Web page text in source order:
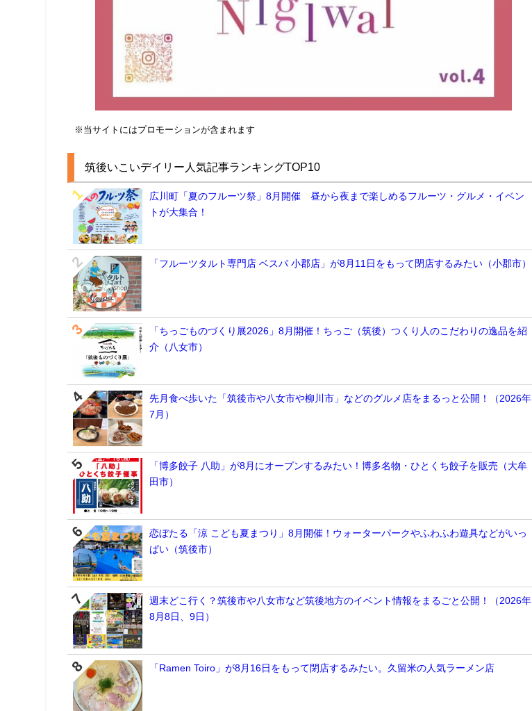
※当サイトにはプロモーションが含まれます
筑後いこいデイリー人気記事ランキングTOP10
広川町「夏のフルーツ祭」8月開催 昼から夜まで楽しめるフルーツ・グルメ・イベン
トが大集合！
「フルーツタルト専門店 ベスパ 小郡店」が8月11日をもって閉店するみたい（小郡市）
「ちっごものづくり展2026」8月開催！ちっご（筑後）つくり人のこだわりの逸品を紹
介（八女市）
先月食べ歩いた「筑後市や八女市や柳川市」などのグルメ店をまるっと公開！（2026年
7月）
「博多餃子 八助」が8月にオープンするみたい！博多名物・ひとくち餃子を販売（大牟
田市）
恋ぼたる「涼 こども夏まつり」8月開催！ウォーターパークやふわふわ遊具などがいっ
ぱい（筑後市）
週末どこ行く？筑後市や八女市など筑後地方のイベント情報をまるごと公開！（2026年
8月8日、9日）
「Ramen Toiro」が8月16日をもって閉店するみたい。久留米の人気ラーメン店